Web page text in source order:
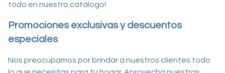
todo en nuestro catálogo!
Promociones exclusivas y descuentos
especiales
Nos preocupamos por brindar a nuestros clientes todo